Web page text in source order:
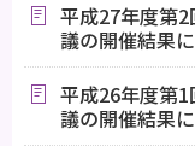
平成27年度第
議の開催結果
平成26年度第
議の開催結果